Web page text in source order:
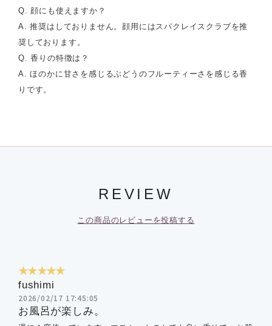
Q. 顔にも使えますか？
A. 推奨はしておりません。顔用にはスパクレイスクラブを推
奨しております。
Q. 香りの特徴は？
A. ほのかに甘さを感じるぶどうのフルーティーさを感じる香
りです。
REVIEW
この商品のレビューを投稿する
★★★★★
fushimi
2026/02/17 17:45:05
お風呂が楽しみ。